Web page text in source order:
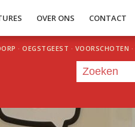
OVER ONS CONTACT
· OEGSTGEEST · VOORSCHOTEN ·